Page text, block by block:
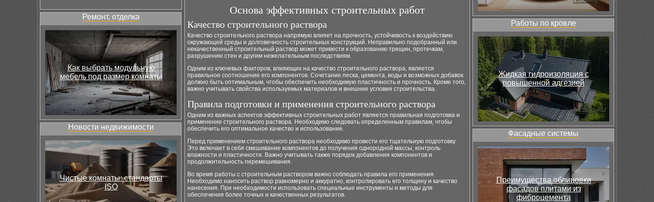
Ремонт, отделка
Как выбрать модульную
мебель под размер комнаты
Новости недвижимости
Чистые комнаты: стандарты
ISO
Основа эффективных строительных работ
Качество строительного раствора
Качество строительного раствора напрямую влияет на прочность, устойчивость к воздействию
окружающей среды и долговечность строительных конструкций. Неправильно подобранный или
некачественный строительный раствор может привести к образованию трещин, протечкам,
разрушению стен и другим нежелательным последствиям.
Одним из ключевых факторов, влияющих на качество строительного раствора, является
правильное соотношение его компонентов. Сочетание песка, цемента, воды и возможных добавок
должно быть оптимальным, чтобы обеспечить необходимую пластичность и прочность. Кроме того,
важно учитывать свойства используемых материалов и внешние условия строительства.
Правила подготовки и применения строительного раствора
Одним из важных аспектов эффективных строительных работ является правильная подготовка и
применение строительного раствора. Необходимо следовать определенным правилам, чтобы
обеспечить его оптимальное качество и использование.
Перед применением строительного раствора необходимо провести его тщательную подготовку.
Это включает в себя смешивание компонентов до получения однородной массы, контроль
влажности и пластичности. Важно учитывать также порядок добавления компонентов и
продолжительность перемешивания.
Во время работы с строительным раствором важно соблюдать правила его применения.
Необходимо наносить раствор равномерно и аккуратно, контролировать его толщину и качество
нанесения. При необходимости использовать специальные инструменты и методы для
обеспечения более точных и качественных результатов.
Работы по кровле
Жидкая гидроизоляция с
повышенной адгезией
Фасадные системы
Преимущества облицовки
фасадов плитами из
фиброцемента